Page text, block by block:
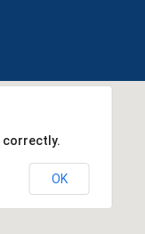
correctly.
OK